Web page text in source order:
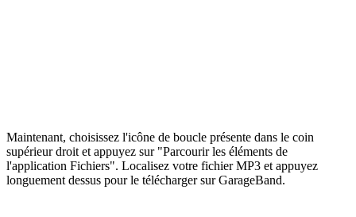
Maintenant, choisissez l'icône de boucle présente dans le coin
supérieur droit et appuyez sur "Parcourir les éléments de
l'application Fichiers". Localisez votre fichier MP3 et appuyez
longuement dessus pour le télécharger sur GarageBand.